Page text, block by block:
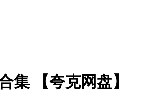
集 【夸克网盘】